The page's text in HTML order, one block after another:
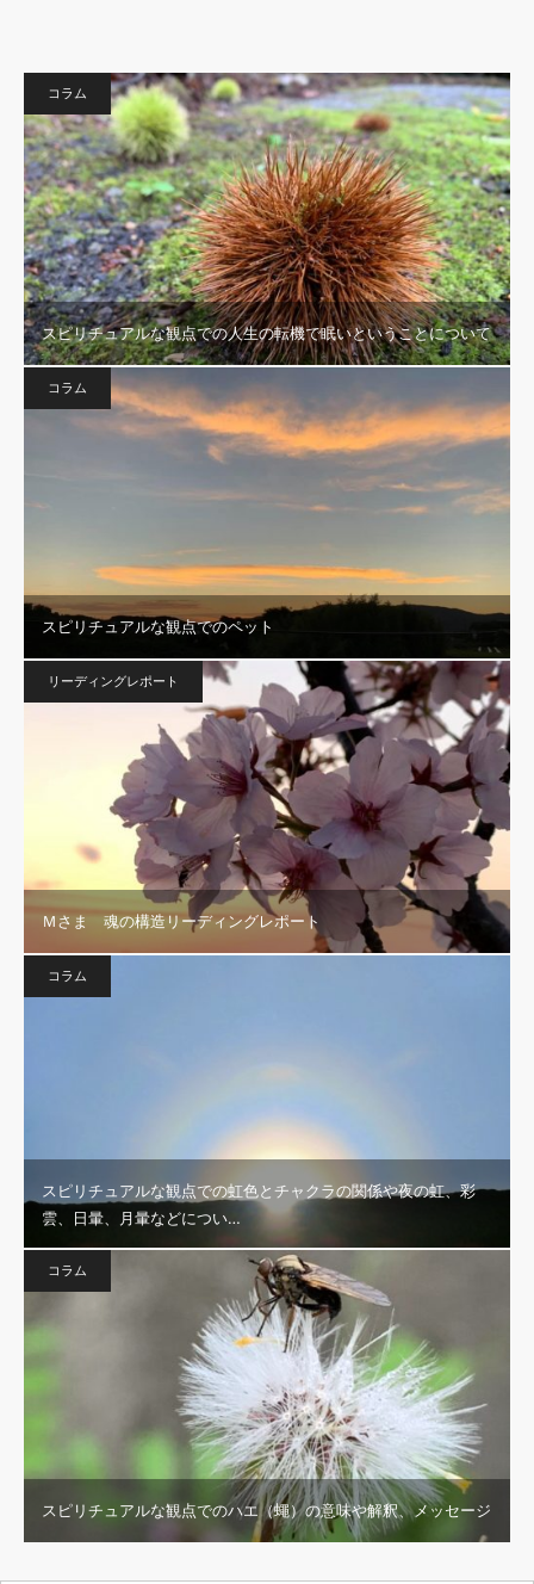
コラム
スピリチュアルな観点での人生の転機で眠いということについて
コラム
スピリチュアルな観点でのペット
リーディングレポート
Ｍさま 魂の構造リーディングレポート
コラム
スピリチュアルな観点での虹色とチャクラの関係や夜の虹、彩
雲、日暈、月暈などについ…
コラム
スピリチュアルな観点でのハエ（蠅）の意味や解釈、メッセージ